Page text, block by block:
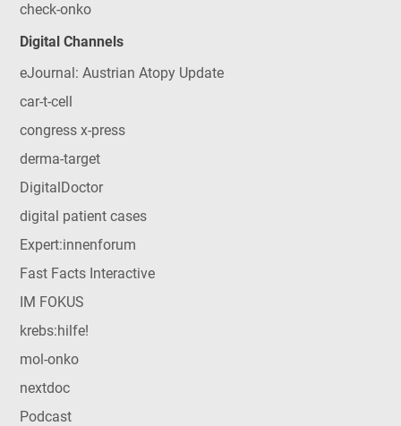
check-onko
Digital Channels
eJournal: Austrian Atopy Update
car-t-cell
congress x-press
derma-target
DigitalDoctor
digital patient cases
Expert:innenforum
Fast Facts Interactive
IM FOKUS
krebs:hilfe!
mol-onko
nextdoc
Podcast